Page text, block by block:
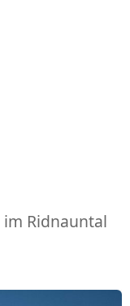
Ridnauntal